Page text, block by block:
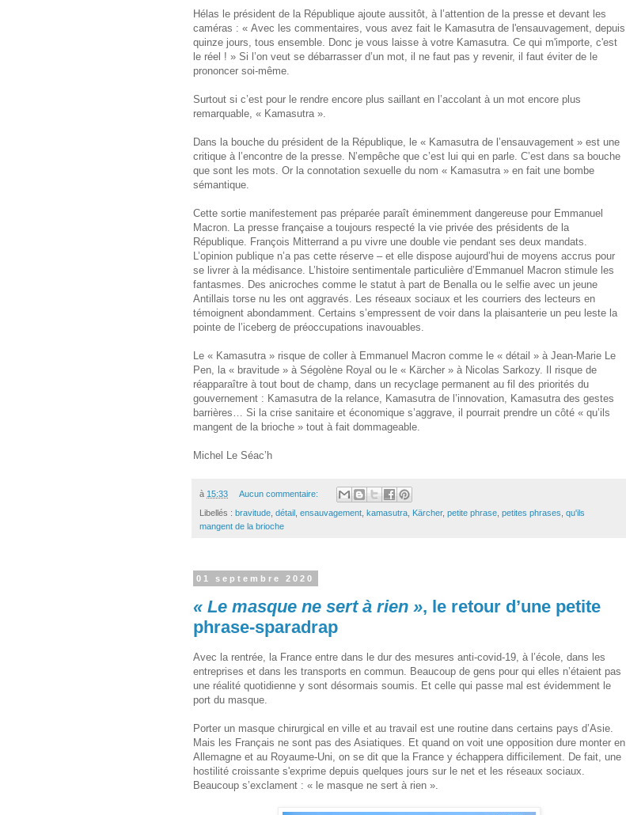
Hélas le président de la République ajoute aussitôt, à l’attention de la presse et devant les
caméras : « Avec les commentaires, vous avez fait le Kamasutra de l'ensauvagement, depuis
quinze jours, tous ensemble. Donc je vous laisse à votre Kamasutra. Ce qui m'importe, c'est
le réel ! » Si l’on veut se débarrasser d’un mot, il ne faut pas y revenir, il faut éviter de le
prononcer soi-même.
Surtout si c’est pour le rendre encore plus saillant en l’accolant à un mot encore plus
remarquable, « Kamasutra ».
Dans la bouche du président de la République, le « Kamasutra de l’ensauvagement » est une
critique à l’encontre de la presse. N’empêche que c’est lui qui en parle. C’est dans sa bouche
que sont les mots. Or la connotation sexuelle du nom « Kamasutra » en fait une bombe
sémantique.
Cette sortie manifestement pas préparée paraît éminemment dangereuse pour Emmanuel
Macron. La presse française a toujours respecté la vie privée des présidents de la
République. François Mitterrand a pu vivre une double vie pendant ses deux mandats.
L’opinion publique n’a pas cette réserve – et elle dispose aujourd’hui de moyens accrus pour
se livrer à la médisance. L’histoire sentimentale particulière d’Emmanuel Macron stimule les
fantasmes. Des anicroches comme le statut à part de Benalla ou le selfie avec un jeune
Antillais torse nu les ont aggravés. Les réseaux sociaux et les courriers des lecteurs en
témoignent abondamment. Certains s’empressent de voir dans la plaisanterie un peu leste la
pointe de l’iceberg de préoccupations inavouables.
Le « Kamasutra » risque de coller à Emmanuel Macron comme le « détail » à Jean-Marie Le
Pen, la « bravitude » à Ségolène Royal ou le « Kärcher » à Nicolas Sarkozy. Il risque de
réapparaître à tout bout de champ, dans un recyclage permanent au fil des priorités du
gouvernement : Kamasutra de la relance, Kamasutra de l’innovation, Kamasutra des gestes
barrières… Si la crise sanitaire et économique s’aggrave, il pourrait prendre un côté « qu’ils
mangent de la brioche » tout à fait dommageable.
Michel Le Séac’h
à 15:33 Aucun commentaire:
Libellés : bravitude détail ensauvagement kamasutra Kärcher, petite phrase petites phrases qu'ils
mangent de la brioche
01 septembre 2020
« Le masque ne sert à rien », le retour d’une petite
phrase-sparadrap
Avec la rentrée, la France entre dans le dur des mesures anti-covid-19, à l’école, dans les
entreprises et dans les transports en commun. Beaucoup de gens pour qui elles n’étaient pas
une réalité quotidienne y sont désormais soumis. Et celle qui passe mal est évidemment le
port du masque.
Porter un masque chirurgical en ville et au travail est une routine dans certains pays d’Asie.
Mais les Français ne sont pas des Asiatiques. Et quand on voit une opposition dure monter en
Allemagne et au Royaume-Uni, on se dit que la France y échappera difficilement. De fait, une
hostilité croissante s'exprime depuis quelques jours sur le net et les réseaux sociaux.
Beaucoup s’exclament : « le masque ne sert à rien ».